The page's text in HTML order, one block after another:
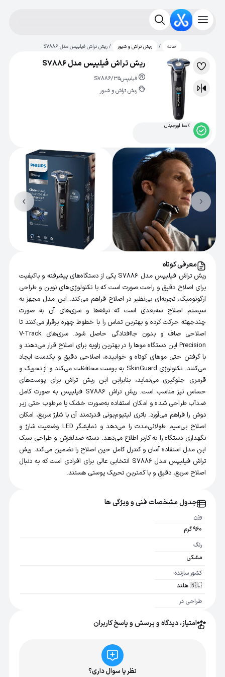
خانه / ریش تراش و شیور / ریش تراش فیلیپس مدل S7886
لیست
علاقه‌مندی
مقایسه
ریش تراش فیلیپس مدل S7886
فیلیپسS7886/35
ریش تراش و شیور
100% اورجینال
معرفی کوتاه
ریش تراش فیلیپس مدل S7886 یکی از دستگاه‌های پیشرفته و باکیفیت
برای اصلاح دقیق و راحت صورت است که با تکنولوژی‌های نوین و طراحی
ارگونومیک، تجربه‌ای بی‌نظیر در اصلاح فراهم می‌کند. این مدل مجهز به
سیستم اصلاح سه‌بعدی است که تیغه‌ها و سری‌های آن به صورت
چندجهته حرکت کرده و بهترین تماس را با خطوط چهره برقرار می‌کنند تا
اصلاحی صاف و بدون جاافتادگی حاصل شود. سری‌های V-Track
Precision این دستگاه موها را در بهترین زاویه برای اصلاح قرار می‌دهند و
با گرفتن حتی موهای کوتاه و خوابیده، اصلاحی دقیق و یکدست ایجاد
می‌کنند. تکنولوژی SkinGuard به پوست محافظت می‌کند و از تحریک و
قرمزی جلوگیری می‌نماید، بنابراین این ریش تراش برای پوست‌های
حساس نیز مناسب است. ریش تراش S7886 فیلیپس به صورت کامل
ضدآب طراحی شده و امکان استفاده به‌صورت خشک یا مرطوب حتی زیر
دوش را فراهم می‌آورد. باتری لیتیوم‌یونی قدرتمند آن با شارژ سریع، امکان
اصلاح بی‌سیم طولانی‌مدت را می‌دهد و نمایشگر LED وضعیت شارژ و
نگهداری دستگاه را به کاربر اطلاع می‌دهد. دسته ضدلغزش و طراحی سبک
این مدل استفاده آسان و کنترل کامل حین اصلاح را تضمین می‌کند. ریش
تراش فیلیپس مدل S7886 انتخابی عالی برای افرادی است که به دنبال
اصلاح سریع، دقیق و با کمترین تحریک پوستی هستند.
جدول مشخصات فنی و ویژگی ها
وزن
960 گرم
رنگ
مشکی
کشور سازنده
🇳🇱 هلند
طراحی در
سیستم اصلاح
امتیاز، دیدگاه و پرسش و پاسخ کاربران
نظر یا سوال داری؟